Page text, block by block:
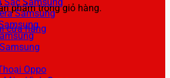
phẩm trong giỏ hàng.
cửa hàng
Samsung
Oppo